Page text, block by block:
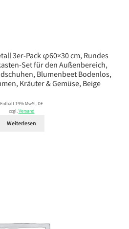
3er-Pack φ60×30 cm, Rundes
Set für den Außenbereich,
Blumenbeet Bodenlos,
Kräuter & Gemüse, Beige
Enthält 19% MwSt. DE
zzgl.Versand
Weiterlesen